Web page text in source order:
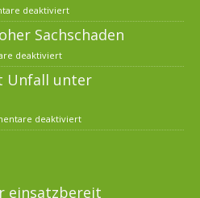
deaktiviert
Sachschaden
deaktiviert
Unfall unter
deaktiviert
einsatzbereit